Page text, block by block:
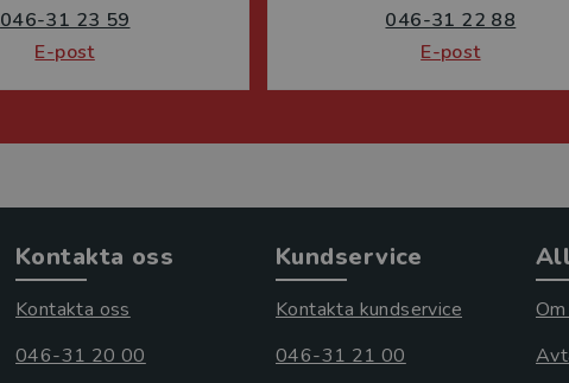
046-31 23 59
E-post
046-31 22 88
E-post
Kontakta oss
Kontakta oss
046-31 20 00
Kundservice
Kontakta kundservice
046-31 21 00